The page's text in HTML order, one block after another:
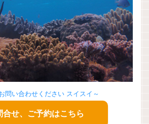
問い合わせください スイスイ～
合せ、ご予約はこちら